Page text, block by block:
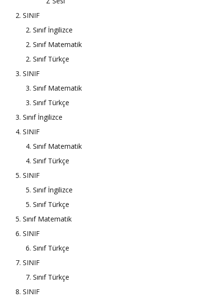
2. SINIF
2. Sınıf İngilizce
2. Sınıf Matematik
2. Sınıf Türkçe
3. SINIF
3. Sınıf Matematik
3. Sınıf Türkçe
3. Sınıf İngilizce
4. SINIF
4. Sınıf Matematik
4. Sınıf Türkçe
5. SINIF
5. Sınıf İngilizce
5. Sınıf Türkçe
5. Sınıf Matematik
6. SINIF
6. Sınıf Türkçe
7. SINIF
7. Sınıf Türkçe
8. SINIF